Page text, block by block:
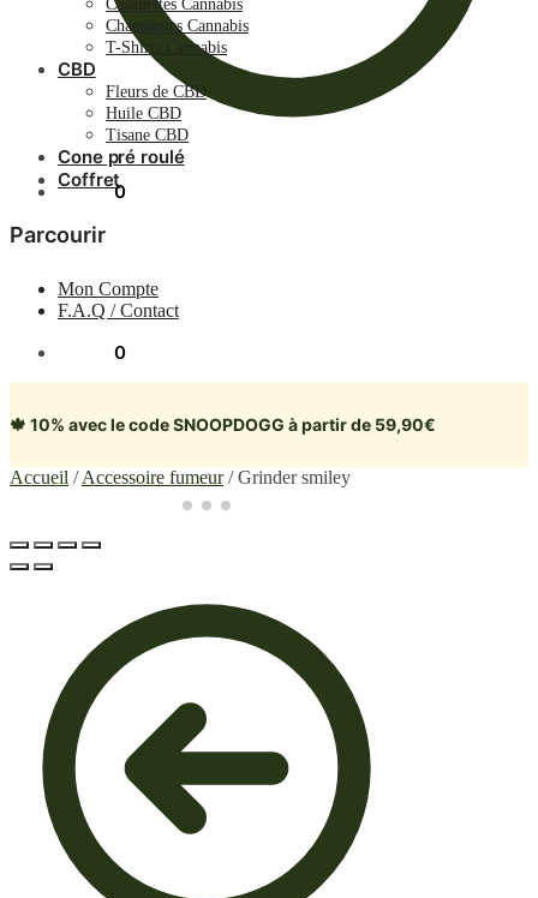
0.00€ 0
Casquettes Cannabis
Chaussettes Cannabis
T-Shirts Cannabis
CBD
Fleurs de CBD
Huile CBD
Tisane CBD
Cone pré roulé
Coffret
Parcourir
Mon Compte
F.A.Q / Contact
0
🍁 10% avec le code SNOOPDOGG à partir de 59,90€
Accueil /Accessoire fumeur/Grinder smiley